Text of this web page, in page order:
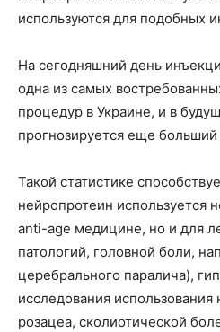
используются для подобных
На сегодняшний день
одна из самых
процедур в Украине, и в
прогнозируется еще больший
Такой статистике
нейропротеин используется
anti-age медицине, но и для
патологий, головной боли,
церебрального паралича),
исследования
розацеа, сколиотической